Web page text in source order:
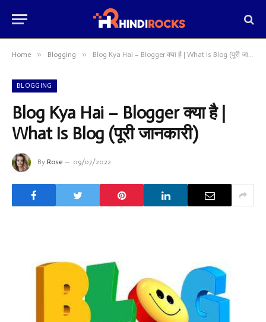
Home » Blogging » Blog Kya Hai – Blogger क्या है | What Is Blog (पूरी जानकारी)
BLOGGING
Blog Kya Hai – Blogger क्या है |
What Is Blog (पूरी जानकारी)
By Rose 09/07/2022